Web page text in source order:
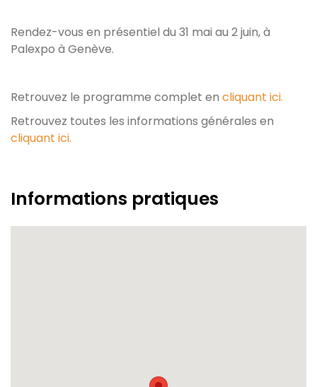
Rendez-vous en présentiel du 31 mai au 2 juin, à
Palexpo à Genève.
Retrouvez le programme complet en cliquant ici.
Retrouvez toutes les informations générales en
cliquant ici.
Informations pratiques